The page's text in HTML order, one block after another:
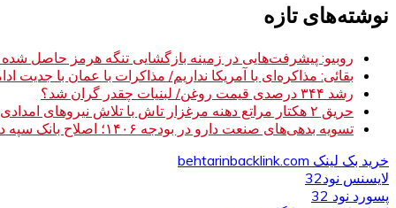
نوشته‌های تازه
روبیو: پیشرفت‌هایی در زمینه بازگشایی تنگه هرمز حاصل
بقائی: مذاکره‌ای با آمریکا نداریم/ مذاکرات با عمان با جدیت
رشد ۳۴۴ درصدی قیمت روغن/ لبنیات چقدر گران شد؟
حریق ۲ هکتار مراتع دهنه مرغزار تاش با تلاش نیروهای امدادی مهار شد
تسویه بدهی‌های صنعت دارو در بودجه ۱۴۰۶؛ اصلاح بانک سپه در دستور کار
خرید بک لینک behtarinbacklink.com
لایسنس نود32
پسورد نود 32